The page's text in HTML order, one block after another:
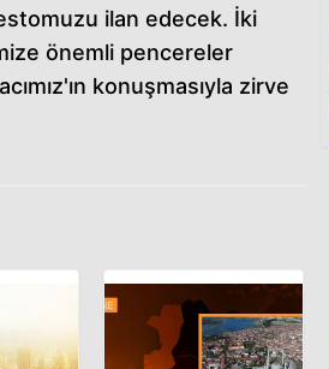
ilan edecek. İki
önemli pencereler
konuşmasıyla zirve